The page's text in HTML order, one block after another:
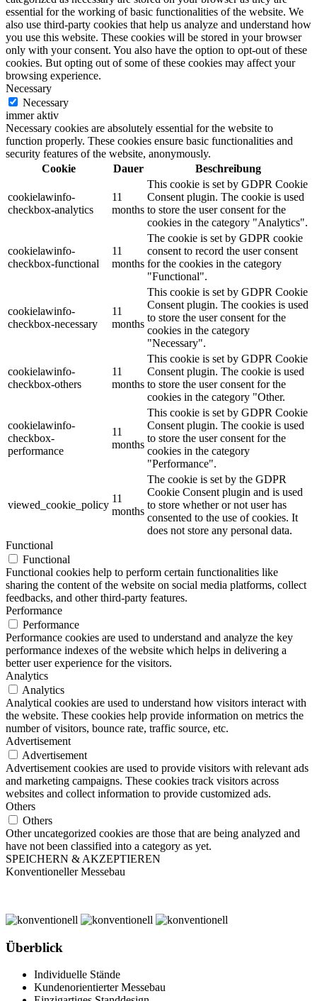
essential for the working of basic functionalities of the website. We
also use third-party cookies that help us analyze and understand how
you use this website. These cookies will be stored in your browser
only with your consent. You also have the option to opt-out of these
cookies. But opting out of some of these cookies may affect your
browsing experience.
Necessary
Necessary
immer aktiv
Necessary cookies are absolutely essential for the website to
function properly. These cookies ensure basic functionalities and
security features of the website, anonymously.
Cookie
Dauer Beschreibung
cookielawinfo-
checkbox-analytics
11
months
This cookie is set by GDPR Cookie
Consent plugin. The cookie is used
to store the user consent for the
cookies in the category "Analytics".
cookielawinfo-
checkbox-functional
11
months
The cookie is set by GDPR cookie
consent to record the user consent
for the cookies in the category
"Functional".
cookielawinfo-
checkbox-necessary
11
months
This cookie is set by GDPR Cookie
Consent plugin. The cookies is used
to store the user consent for the
cookies in the category
"Necessary".
cookielawinfo-
checkbox-others
11
months
This cookie is set by GDPR Cookie
Consent plugin. The cookie is used
to store the user consent for the
cookies in the category "Other.
cookielawinfo-
checkbox-
performance
11
months
This cookie is set by GDPR Cookie
Consent plugin. The cookie is used
to store the user consent for the
cookies in the category
"Performance".
viewed_cookie_policy
11
months
The cookie is set by the GDPR
Cookie Consent plugin and is used
to store whether or not user has
consented to the use of cookies. It
does not store any personal data.
Functional
Functional
Functional cookies help to perform certain functionalities like
sharing the content of the website on social media platforms, collect
feedbacks, and other third-party features.
Performance
Performance
Performance cookies are used to understand and analyze the key
performance indexes of the website which helps in delivering a
better user experience for the visitors.
Analytics
Analytics
Analytical cookies are used to understand how visitors interact with
the website. These cookies help provide information on metrics the
number of visitors, bounce rate, traffic source, etc.
Advertisement
Advertisement
Advertisement cookies are used to provide visitors with relevant ads
and marketing campaigns. These cookies track visitors across
websites and collect information to provide customized ads.
Others
Others
Other uncategorized cookies are those that are being analyzed and
have not been classified into a category as yet.
SPEICHERN & AKZEPTIEREN
Konventioneller Messebau
Überblick
Individuelle Stände
Kundenorientierter Messebau